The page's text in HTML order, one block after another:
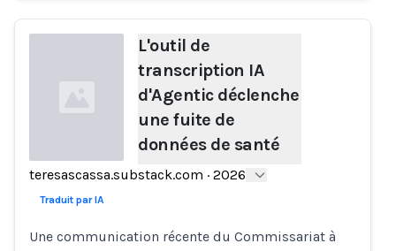
Loading...
L'outil de
transcription IA
d'Agentic déclenche
une fuite de
données de santé
teresascassa.substack.com · 2026
Traduit par IA
Une communication récente du Commissariat à